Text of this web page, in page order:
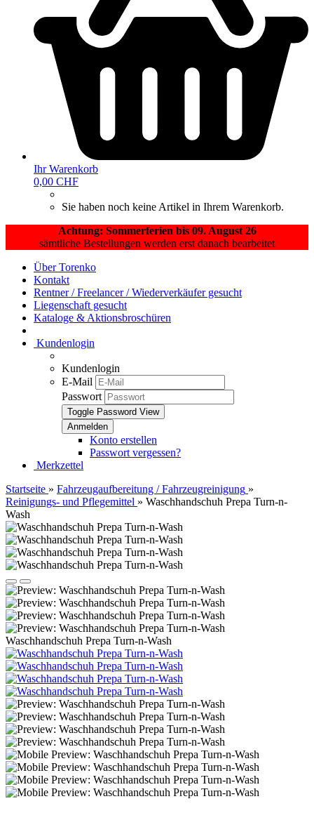
Ihr Warenkorb
0,00 CHF
Sie haben noch keine Artikel in Ihrem Warenkorb.
Achtung: Sommerferien bis 09. August 26
sämtliche Bestellungen werden erst danach bearbeitet
Über Torenko
Kontakt
Rentner / Freelancer / Wiederverkäufer gesucht
Liegenschaft gesucht
Kataloge & Aktionsbroschüren
Kundenlogin
Kundenlogin
E-Mail
Passwort
Toggle Password View
Konto erstellen
Passwort vergessen?
Merkzettel
Startseite » Fahrzeugaufbereitung / Fahrzeugreinigung »
Reinigungs- und Pflegemittel » Waschhandschuh Prepa Turn-n-
Wash
Waschhandschuh Prepa Turn-n-Wash